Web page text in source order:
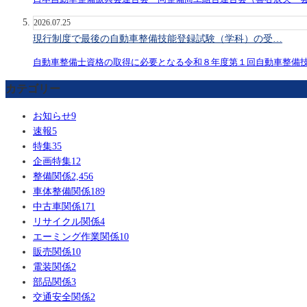
2026.07.25
現行制度で最後の自動車整備技能登録試験（学科）の受…
自動車整備士資格の取得に必要となる令和８年度第１回自動車整備
カテゴリー
お知らせ9
速報5
特集35
企画特集12
整備関係2,456
車体整備関係189
中古車関係171
リサイクル関係4
エーミング作業関係10
販売関係10
電装関係2
部品関係3
交通安全関係2